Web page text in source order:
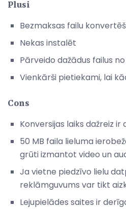
Plusi
Bezmaksas failu
Nekas instalēt
Pārveido dažādus failus
Vienkārši pietiekami, lai
Cons
Konversijas laiks dažreiz ir
50 MB faila lieluma
grūti izmantot video un
Ja vietne piedzīvo lielu
reklāmguvums var tikt
Lejupielādes saites ir